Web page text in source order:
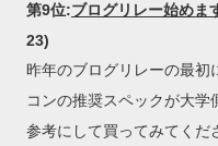
第9位:ブログリレー始めま
23)
昨年のブログリレーの最初
コンの推奨スペックが大
参考にして買ってみてくだ